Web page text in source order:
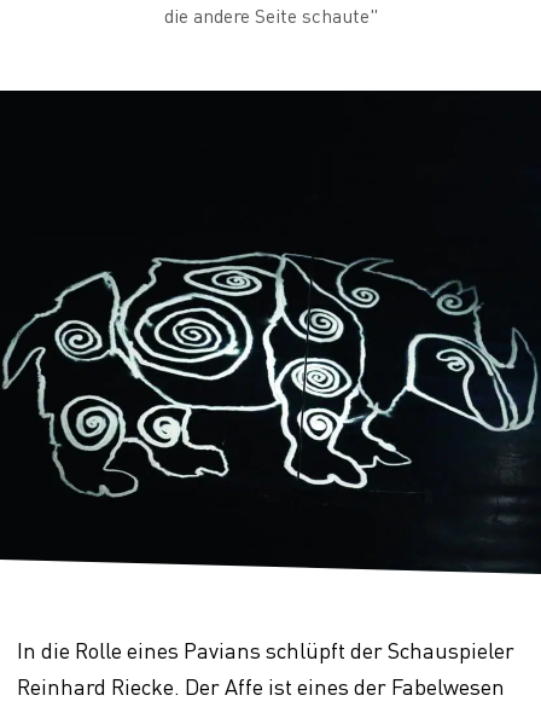
die andere Seite schaute"
In die Rolle eines Pavians schlüpft der Schauspieler
Reinhard Riecke. Der Affe ist eines der Fabelwesen